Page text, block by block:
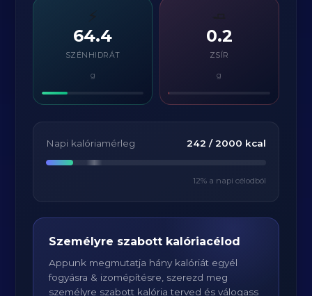
⚡
64.4
SZÉNHIDRÁT
g
0.2
ZSÍR
g
Napi kalóriamérleg 242 / 2000 kcal
12% a napi célodból
Személyre szabott kalóriacélod
Appunk megmutatja hány kalóriát egyél
fogyásra & izomépítésre, szerezd meg
személyre szabott kalória terved és válogass